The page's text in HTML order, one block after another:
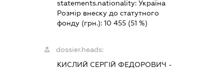
statements.nationality: Україна
Розмір внеску до статутного
фонду (грн.): 10 455(51 %)
dossier.heads:
КИСЛИЙ СЕРГІЙ ФЕДОРОВИЧ -